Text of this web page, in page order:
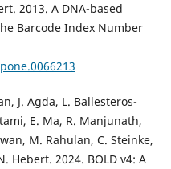
2013. A DNA-based
Barcode Index Number
J. Agda, L. Ballesteros-
E. Ma, R. Manjunath,
M. Rahulan, C. Steinke,
Hebert. 2024. BOLD v4: A